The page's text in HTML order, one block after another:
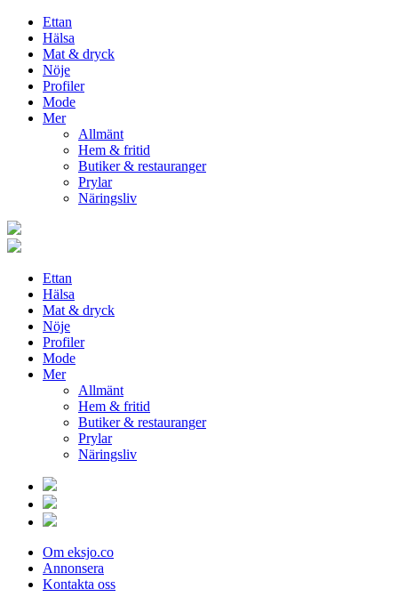
Ettan
Hälsa
Mat & dryck
Nöje
Profiler
Mode
Mer
Allmänt
Hem & fritid
Butiker & restauranger
Prylar
Näringsliv
Ettan
Hälsa
Mat & dryck
Nöje
Profiler
Mode
Mer
Allmänt
Hem & fritid
Butiker & restauranger
Prylar
Näringsliv
Om eksjo.co
Annonsera
Kontakta oss